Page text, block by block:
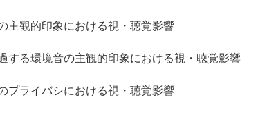
的印象における視・聴覚影響
環境音の主観的印象における視・聴覚影響
イバシにおける視・聴覚影響